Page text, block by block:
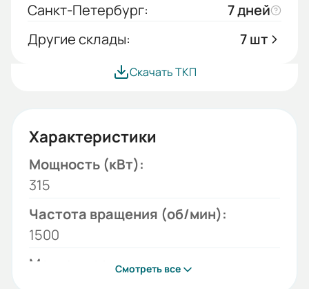
Санкт-Петербург:
7 дней
Другие склады:
7 шт
Скачать ТКП
Характеристики
Мощность (кВт):
315
Частота вращения (об/мин):
1500
Монтажное исполнение:
Смотреть все